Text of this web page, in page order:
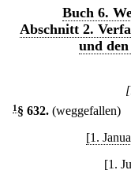
Buch 6.
Abschnitt 2.
und
1 § 632. (weggefallen)
[1.
[1.